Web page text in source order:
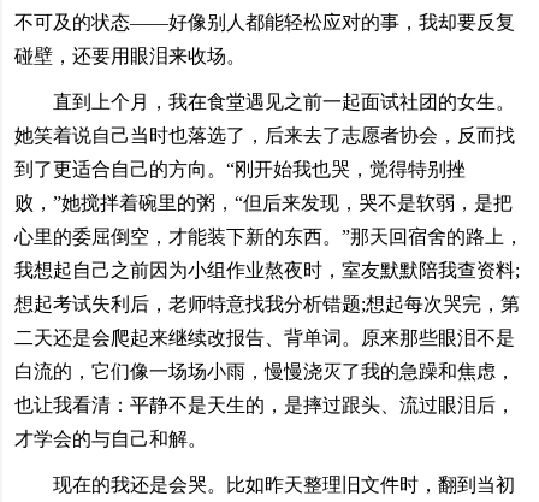
不可及的状态——好像别人都能轻松应对的事，我却要反复
碰壁，还要用眼泪来收场。
直到上个月，我在食堂遇见之前一起面试社团的女生。
她笑着说自己当时也落选了，后来去了志愿者协会，反而找
到了更适合自己的方向。“刚开始我也哭，觉得特别挫
败，”她搅拌着碗里的粥，“但后来发现，哭不是软弱，是把
心里的委屈倒空，才能装下新的东西。”那天回宿舍的路上，
我想起自己之前因为小组作业熬夜时，室友默默陪我查资料;
想起考试失利后，老师特意找我分析错题;想起每次哭完，第
二天还是会爬起来继续改报告、背单词。原来那些眼泪不是
白流的，它们像一场场小雨，慢慢浇灭了我的急躁和焦虑，
也让我看清：平静不是天生的，是摔过跟头、流过眼泪后，
才学会的与自己和解。
现在的我还是会哭。比如昨天整理旧文件时，翻到当初